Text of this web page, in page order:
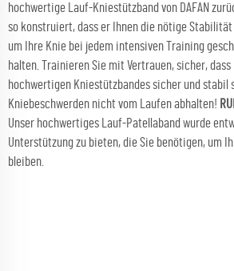
hochwertige Lauf-Kniestützband von DAFAN
so konstruiert, dass er Ihnen die nötige
um Ihre Knie bei jedem intensiven Training
halten. Trainieren Sie mit Vertrauen, sicher,
hochwertigen Kniestützbandes sicher und stabil
Kniebeschwerden nicht vom Laufen abhalten!
Unser hochwertiges Lauf-Patellaband wurde
Unterstützung zu bieten, die Sie benötigen, um
bleiben.